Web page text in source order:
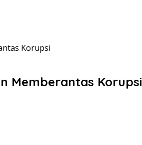
Korupsi
Memberantas Korupsi